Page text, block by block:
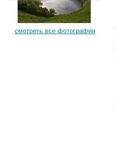
смотреть все фотографии